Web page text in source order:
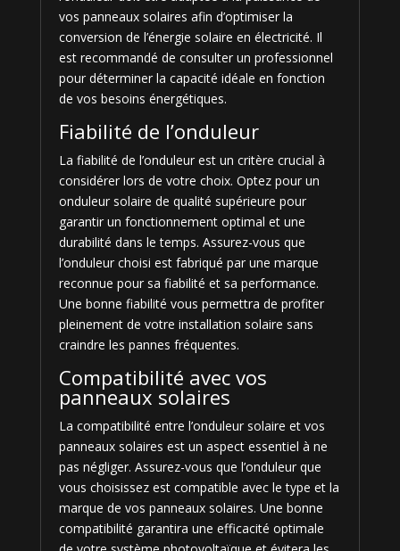
vos panneaux solaires afin d’optimiser la
conversion de l’énergie solaire en électricité. Il
est recommandé de consulter un professionnel
pour déterminer la capacité idéale en fonction
de vos besoins énergétiques.
Fiabilité de l’onduleur
La fiabilité de l’onduleur est un critère crucial à
considérer lors de votre choix. Optez pour un
onduleur solaire de qualité supérieure pour
garantir un fonctionnement optimal et une
durabilité dans le temps. Assurez-vous que
l’onduleur choisi est fabriqué par une marque
reconnue pour sa fiabilité et sa performance.
Une bonne fiabilité vous permettra de profiter
pleinement de votre installation solaire sans
craindre les pannes fréquentes.
Compatibilité avec vos
panneaux solaires
La compatibilité entre l’onduleur solaire et vos
panneaux solaires est un aspect essentiel à ne
pas négliger. Assurez-vous que l’onduleur que
vous choisissez est compatible avec le type et la
marque de vos panneaux solaires. Une bonne
compatibilité garantira une efficacité optimale